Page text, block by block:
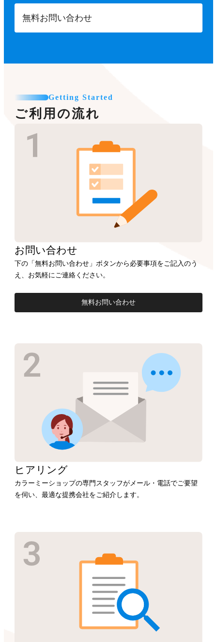
無料お問い合わせ
Getting Started
ご利用の流れ
お問い合わせ
下の「無料お問い合わせ」ボタンから必要事項をご記入のう
え、お気軽にご連絡ください。
無料お問い合わせ
ヒアリング
カラーミーショップの専門スタッフがメール・電話でご要望
を伺い、最適な提携会社をご紹介します。